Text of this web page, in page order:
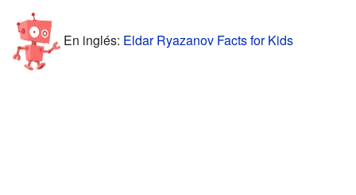
En inglés: Eldar Ryazanov Facts for Kids